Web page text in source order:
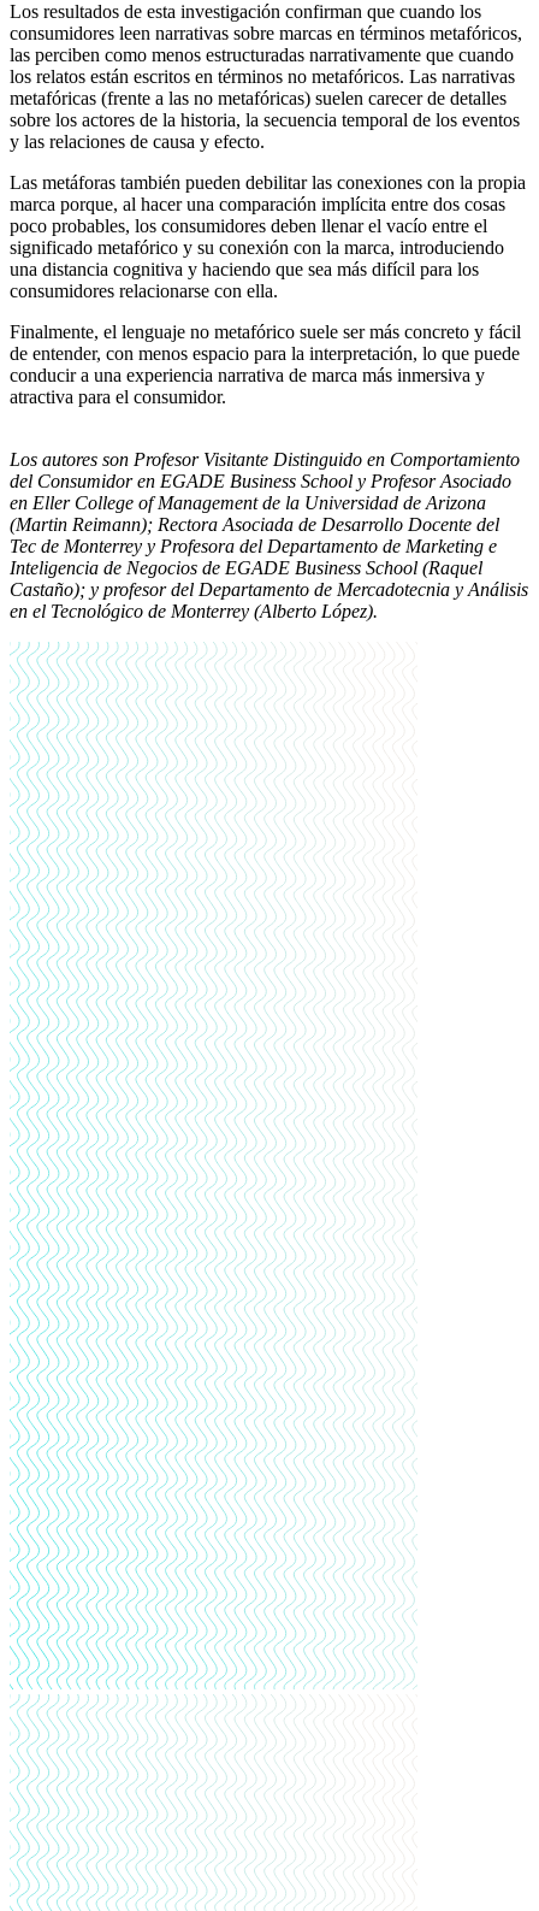
Los resultados de esta investigación confirman que cuando los
consumidores leen narrativas sobre marcas en términos metafóricos,
las perciben como menos estructuradas narrativamente que cuando
los relatos están escritos en términos no metafóricos. Las narrativas
metafóricas (frente a las no metafóricas) suelen carecer de detalles
sobre los actores de la historia, la secuencia temporal de los eventos
y las relaciones de causa y efecto.
Las metáforas también pueden debilitar las conexiones con la propia
marca porque, al hacer una comparación implícita entre dos cosas
poco probables, los consumidores deben llenar el vacío entre el
significado metafórico y su conexión con la marca, introduciendo
una distancia cognitiva y haciendo que sea más difícil para los
consumidores relacionarse con ella.
Finalmente, el lenguaje no metafórico suele ser más concreto y fácil
de entender, con menos espacio para la interpretación, lo que puede
conducir a una experiencia narrativa de marca más inmersiva y
atractiva para el consumidor.
Los autores son Profesor Visitante Distinguido en Comportamiento
del Consumidor en EGADE Business School y Profesor Asociado
en Eller College of Management de la Universidad de Arizona
(Martin Reimann); Rectora Asociada de Desarrollo Docente del
Tec de Monterrey y Profesora del Departamento de Marketing e
Inteligencia de Negocios de EGADE Business School (Raquel
Castaño); y profesor del Departamento de Mercadotecnia y Análisis
en el Tecnológico de Monterrey (Alberto López).